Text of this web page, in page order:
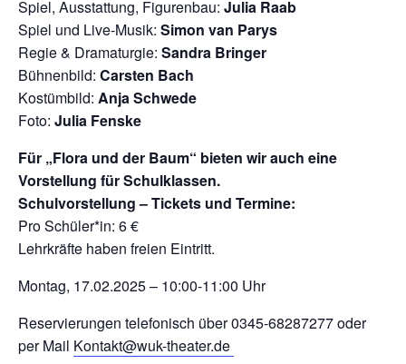
Spiel, Ausstattung, Figurenbau: Julia Raab
Spiel und Live-Musik: Simon van Parys
Regie & Dramaturgie: Sandra Bringer
Bühnenbild: Carsten Bach
Kostümbild: Anja Schwede
Foto: Julia Fenske
Für „Flora und der Baum“ bieten wir auch eine
Vorstellung für Schulklassen.
Schulvorstellung – Tickets und Termine:
Pro Schüler*in: 6 €
Lehrkräfte haben freien Eintritt.
Montag, 17.02.2025 – 10:00-11:00 Uhr
Reservierungen telefonisch über 0345-68287277 oder
per Mail Kontakt@wuk-theater.de